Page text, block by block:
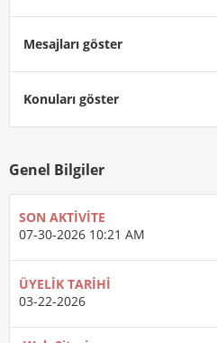
Mesajları göster
Konuları göster
Genel Bilgiler
SON AKTIVITE
07-30-2026 10:21 AM
ÜYELIK TARIHI
03-22-2026